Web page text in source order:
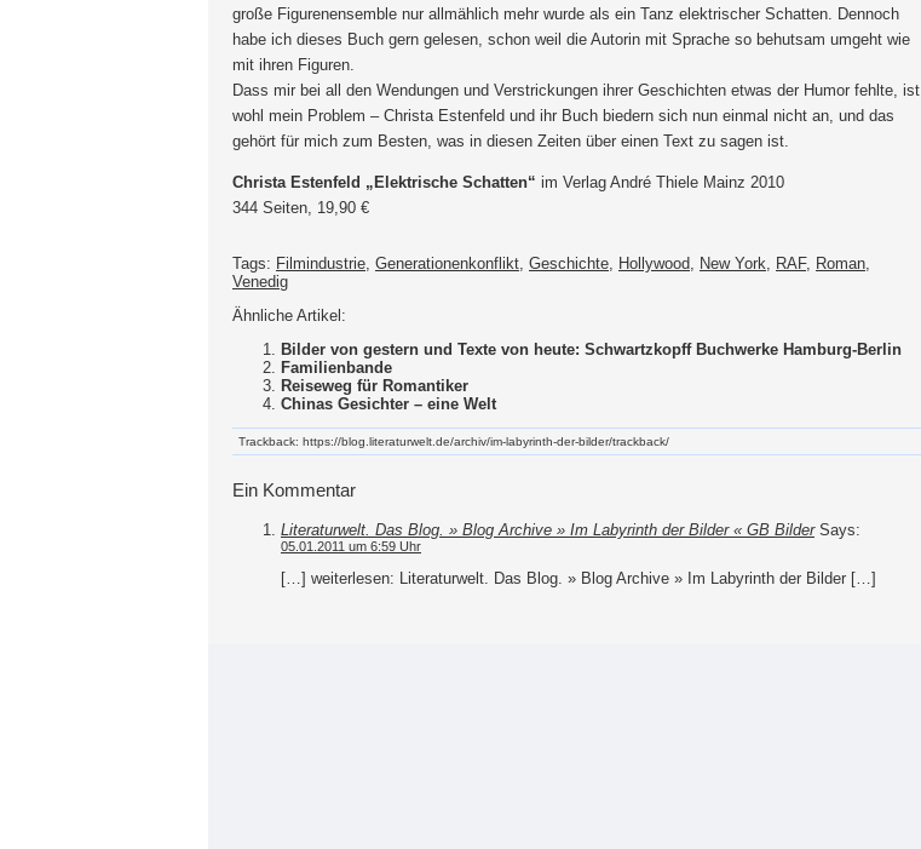
große Figurenensemble nur allmählich mehr wurde als ein Tanz elektrischer Schatten. Dennoch
habe ich dieses Buch gern gelesen, schon weil die Autorin mit Sprache so behutsam umgeht wie
mit ihren Figuren.
Dass mir bei all den Wendungen und Verstrickungen ihrer Geschichten etwas der Humor fehlte, ist
wohl mein Problem – Christa Estenfeld und ihr Buch biedern sich nun einmal nicht an, und das
gehört für mich zum Besten, was in diesen Zeiten über einen Text zu sagen ist.
Christa Estenfeld „Elektrische Schatten“ im Verlag André Thiele Mainz 2010
344 Seiten, 19,90 €
Tags: Filmindustrie Generationenkonflikt Geschichte Hollywood New York RAF, Roman
Venedig
Ähnliche Artikel:
Bilder von gestern und Texte von heute: Schwartzkopff Buchwerke Hamburg-Berlin
Familienbande
Reiseweg für Romantiker
Chinas Gesichter – eine Welt
Trackback: https://blog.literaturwelt.de/archiv/im-labyrinth-der-bilder/trackback/
Ein Kommentar
Literaturwelt. Das Blog. » Blog Archive » Im Labyrinth der Bilder « GB BilderSays:
05.01.2011 um 6:59 Uhr
[…] weiterlesen: Literaturwelt. Das Blog. » Blog Archive » Im Labyrinth der Bilder […]